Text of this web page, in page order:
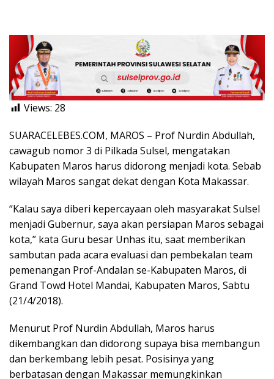
Views: 28
SUARACELEBES.COM, MAROS – Prof Nurdin Abdullah,
cawagub nomor 3 di Pilkada Sulsel, mengatakan
Kabupaten Maros harus didorong menjadi kota. Sebab
wilayah Maros sangat dekat dengan Kota Makassar.
“Kalau saya diberi kepercayaan oleh masyarakat Sulsel
menjadi Gubernur, saya akan persiapan Maros sebagai
kota,” kata Guru besar Unhas itu, saat memberikan
sambutan pada acara evaluasi dan pembekalan team
pemenangan Prof-Andalan se-Kabupaten Maros, di
Grand Towd Hotel Mandai, Kabupaten Maros, Sabtu
(21/4/2018).
Menurut Prof Nurdin Abdullah, Maros harus
dikembangkan dan didorong supaya bisa membangun
dan berkembang lebih pesat. Posisinya yang
berbatasan dengan Makassar memungkinkan